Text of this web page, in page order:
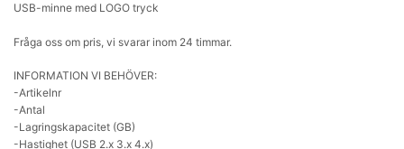
USB-minne med LOGO tryck
Fråga oss om pris, vi svarar inom 24 timmar.
INFORMATION VI BEHÖVER:
-Artikelnr
-Antal
-Lagringskapacitet (GB)
-Hastighet (USB 2.x 3.x 4.x)